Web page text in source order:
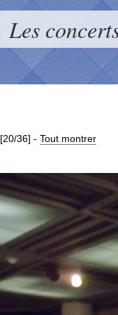
Les
[20/36] - Tout montrer